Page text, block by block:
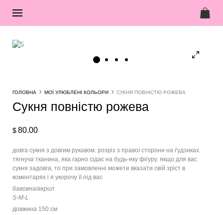
ГОЛОВНА МОЇ УЛЮБЛЕНІ КОЛЬОРИ СУКНЯ ПОВНІСТЮ РОЖЕВА
Сукня повністю рожева
$80.00
довга сукня з довгим рукавом. розріз з правої сторони на ґудзиках.
тягнуча тканина, яка гарно сідає на будь-яку фігуру. якщо для вас
сукня задовга, то при замовленні можете вказати свій зріст в
коментарях і я укорочу її під вас
бавовна/акрил
S-M-L
довжина 150 см